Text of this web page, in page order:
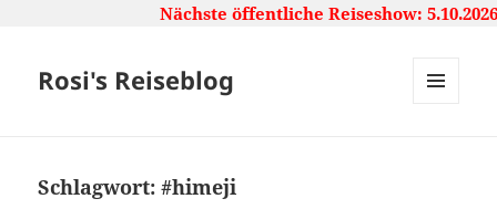
Nächste öffentliche Reiseshow:
Rosi's Reiseblog
Schlagwort:#himeji